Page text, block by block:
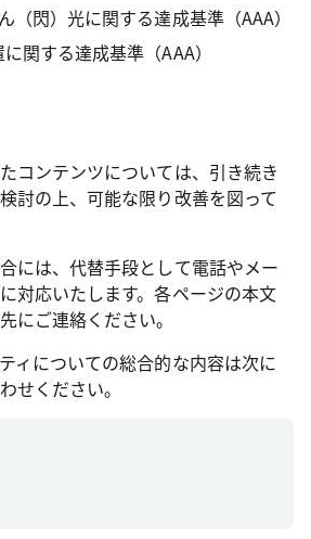
（閃）光に関する達成基準（AAA）
関する達成基準（AAA）
コンテンツについては、引き続き
討の上、可能な限り改善を図って
には、代替手段として電話やメー
対応いたします。各ページの本文
にご連絡ください。
ィについての総合的な内容は次に
せください。